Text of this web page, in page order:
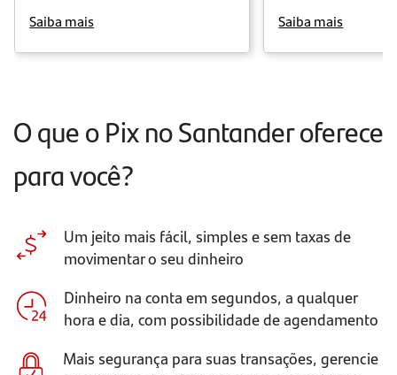
Saiba mais
Saiba mais
O que o Pix no Santander oferece
para você?
Um jeito mais fácil, simples e sem taxas de
movimentar o seu dinheiro
Dinheiro na conta em segundos, a qualquer
hora e dia, com possibilidade de agendamento
Mais segurança para suas transações, gerencie